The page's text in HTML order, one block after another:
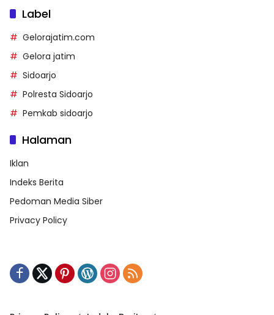
Label
Gelorajatim.com
Gelora jatim
Sidoarjo
Polresta Sidoarjo
Pemkab sidoarjo
Halaman
Iklan
Indeks Berita
Pedoman Media Siber
Privacy Policy